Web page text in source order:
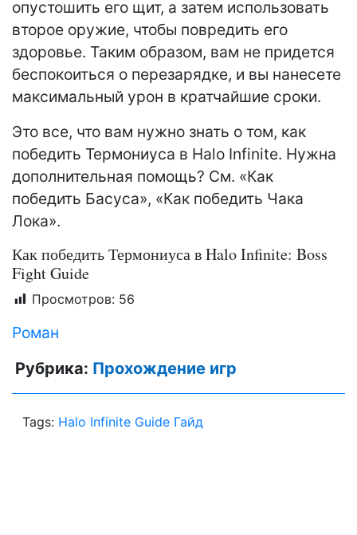
опустошить его щит, а затем использовать
второе оружие, чтобы повредить его
здоровье. Таким образом, вам не придется
беспокоиться о перезарядке, и вы нанесете
максимальный урон в кратчайшие сроки.
Это все, что вам нужно знать о том, как
победить Термониуса в Halo Infinite. Нужна
дополнительная помощь? См. «Как
победить Басуса», «Как победить Чака
Лока».
Как победить Термониуса в Halo Infinite: Boss
Fight Guide
Просмотров: 56
Роман
Рубрика: Прохождение игр
Tags: Halo Infinite Guide Гайд